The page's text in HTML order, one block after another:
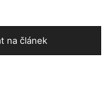
na článek